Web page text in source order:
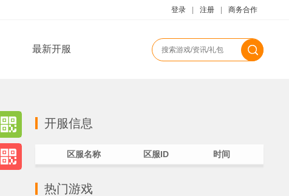
登录 注册 商务合作
最新开服
开服信息
区服名称 区服ID 时间
热门游戏